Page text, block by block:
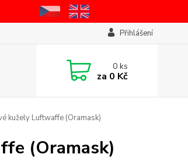
Přihlášení
0ks
za 0 Kč
kužely Luftwaffe (Oramask)
(Oramask)